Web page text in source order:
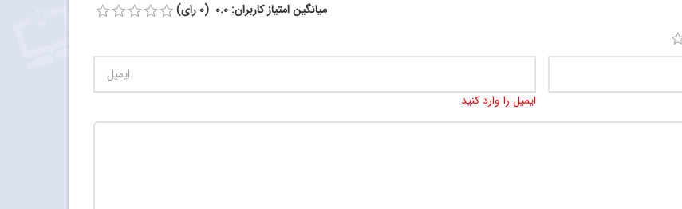
میانگین امتیاز کاربران: 0.0 (0 رای)
ایمیل را وارد کنید